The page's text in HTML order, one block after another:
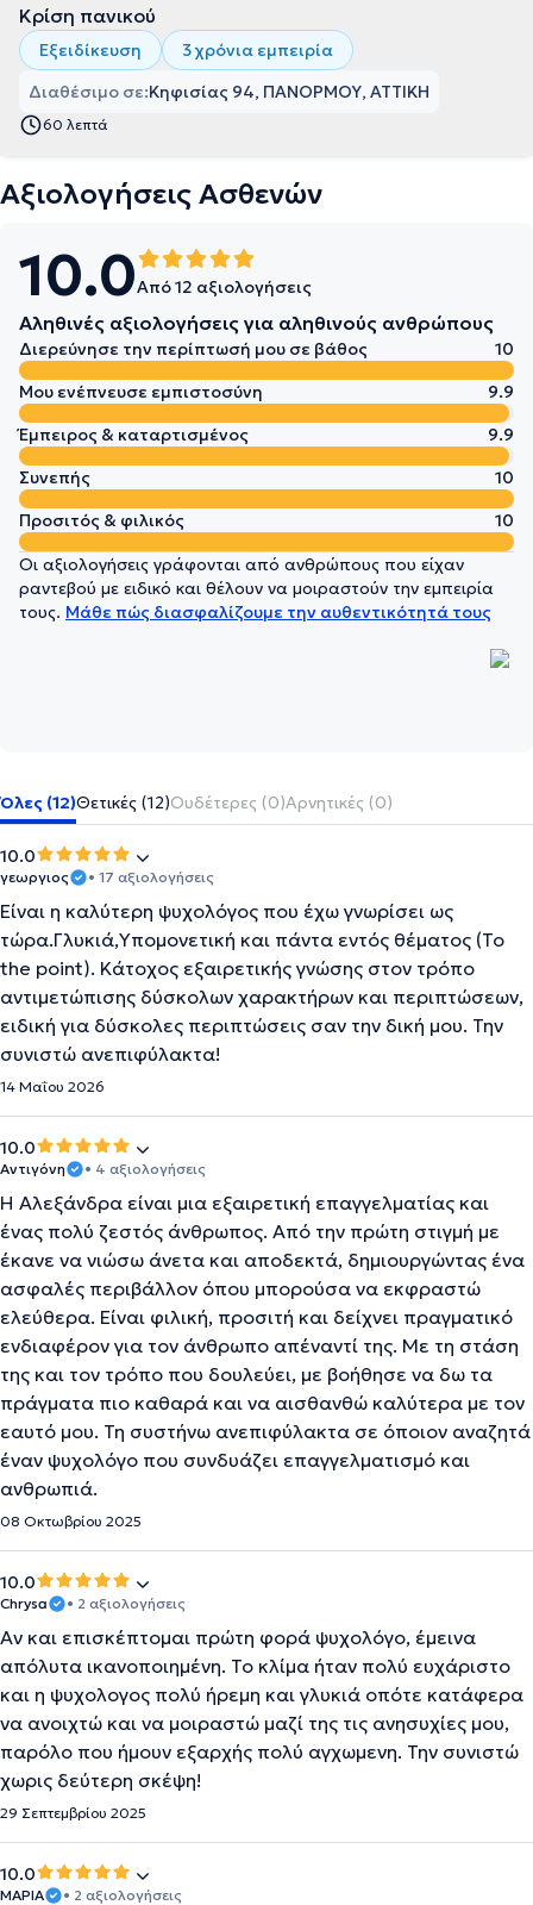
Κρίση πανικού
Εξειδίκευση
3 χρόνια εμπειρία
Διαθέσιμο σε:Κηφισίας 94, ΠΑΝΟΡΜΟΥ, ΑΤΤΙΚΗ
60 λεπτά
Αξιολογήσεις Ασθενών
10.0Από 12 αξιολογήσεις
Αληθινές αξιολογήσεις για αληθινούς ανθρώπους
Διερεύνησε την περίπτωσή μου σε βάθος
10
Μου ενέπνευσε εμπιστοσύνη
9.9
Έμπειρος & καταρτισμένος
9.9
Συνεπής
10
Προσιτός & φιλικός
10
Οι αξιολογήσεις γράφονται από ανθρώπους που είχαν
ραντεβού με ειδικό και θέλουν να μοιραστούν την εμπειρία
τους. Μάθε πώς διασφαλίζουμε την αυθεντικότητά τους
Όλες (12)Θετικές (12)Ουδέτερες (0)Αρνητικές (0)
10.0
γεωργιος • 17 αξιολογήσεις
Είναι η καλύτερη ψυχολόγος που έχω γνωρίσει ως
τώρα.Γλυκιά,Υπομονετική και πάντα εντός θέματος (Το
the point). Κάτοχος εξαιρετικής γνώσης στον τρόπο
αντιμετώπισης δύσκολων χαρακτήρων και περιπτώσεων,
ειδική για δύσκολες περιπτώσεις σαν την δική μου. Την
συνιστώ ανεπιφύλακτα!
14 Μαΐου 2026
10.0
Αντιγόνη • 4 αξιολογήσεις
Η Αλεξάνδρα είναι μια εξαιρετική επαγγελματίας και
ένας πολύ ζεστός άνθρωπος. Από την πρώτη στιγμή με
έκανε να νιώσω άνετα και αποδεκτά, δημιουργώντας ένα
ασφαλές περιβάλλον όπου μπορούσα να εκφραστώ
ελεύθερα. Είναι φιλική, προσιτή και δείχνει πραγματικό
ενδιαφέρον για τον άνθρωπο απέναντί της. Με τη στάση
της και τον τρόπο που δουλεύει, με βοήθησε να δω τα
πράγματα πιο καθαρά και να αισθανθώ καλύτερα με τον
εαυτό μου. Τη συστήνω ανεπιφύλακτα σε όποιον αναζητά
έναν ψυχολόγο που συνδυάζει επαγγελματισμό και
ανθρωπιά.
08 Οκτωβρίου 2025
10.0
Chrysa • 2 αξιολογήσεις
Αν και επισκέπτομαι πρώτη φορά ψυχολόγο, έμεινα
απόλυτα ικανοποιημένη. Το κλίμα ήταν πολύ ευχάριστο
και η ψυχολογος πολύ ήρεμη και γλυκιά οπότε κατάφερα
να ανοιχτώ και να μοιραστώ μαζί της τις ανησυχίες μου,
παρόλο που ήμουν εξαρχής πολύ αγχωμενη. Την συνιστώ
χωρις δεύτερη σκέψη!
29 Σεπτεμβρίου 2025
10.0
ΜΑΡΙΑ • 2 αξιολογήσεις